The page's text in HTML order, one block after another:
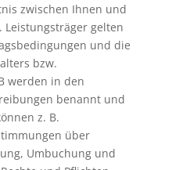
zwischen Ihnen und
Leistungsträger gelten
und die
bzw.
werden in den
benannt und
z. B.
über
Umbuchung und